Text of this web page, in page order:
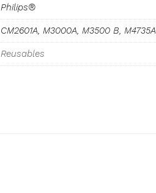
Philips®
CM2601A, M3000A, M3500 B, M4735A
Reusables